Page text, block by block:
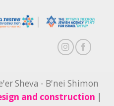
Sheva - B'nei Shimon
and construction |